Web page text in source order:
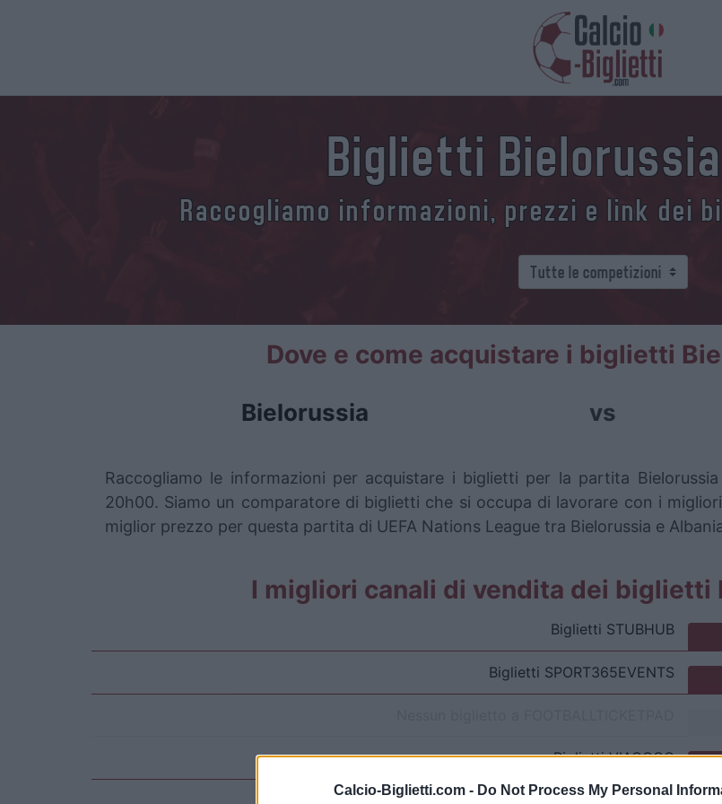
Calcio-Biglietti.com - Do Not Process My Personal
Biglietti
Raccogliamo informazioni, prezzi e link dei
Dove e come acquistare i biglietti
Bielorussia vs
Raccogliamo le informazioni per acquistare i biglietti per la partita
20h00. Siamo un comparatore di biglietti che si occupa di lavorare con i
miglior prezzo per questa partita di UEFA Nations League tra Bielorussia e
I migliori canali di vendita dei biglietti
Biglietti STUBHUB
Biglietti SPORT365EVENTS
BigliettiVIAGOGO
Nessun biglietto aFOOTBALLTICKETNET